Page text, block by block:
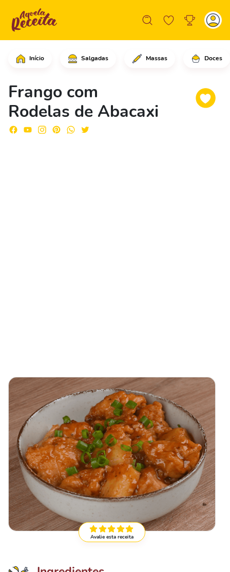
Início Salgadas Massas Doces
Frango com
Rodelas de Abacaxi
Comece cortando os peitos de
Avalie esta receita